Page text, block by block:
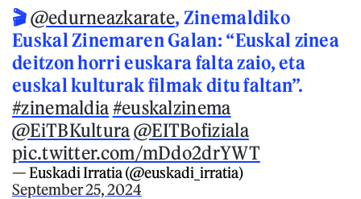
🎬@edurneazkarate, Zinemaldiko
Euskal Zinemaren Galan: “Euskal zinea
deitzon horri euskara falta zaio, eta
euskal kulturak filmak ditu faltan”.
#zinemaldia#euskalzinema
@EiTBKultura@EITBofiziala
pic.twitter.com/mDdo2drYWT
— Euskadi Irratia (@euskadi_irratia)
September 25, 2024